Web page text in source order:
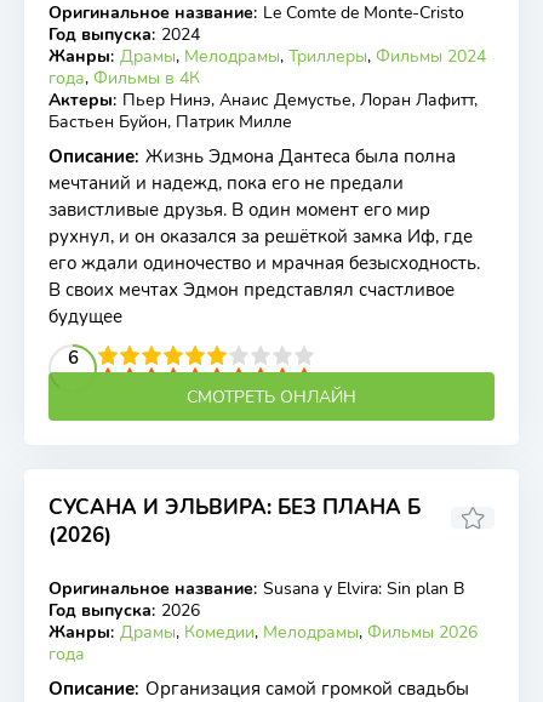
WEB-DL
Оригинальное название: Le Comte de Monte-Cristo
Год выпуска: 2024
Жанры: Драмы, Мелодрамы, Триллеры, Фильмы 2024
года, Фильмы в 4К
Актеры: Пьер Нинэ, Анаис Демустье, Лоран Лафитт,
Бастьен Буйон, Патрик Милле
Описание: Жизнь Эдмона Дантеса была полна
мечтаний и надежд, пока его не предали
завистливые друзья. В один момент его мир
рухнул, и он оказался за решёткой замка Иф, где
его ждали одиночество и мрачная безысходность.
В своих мечтах Эдмон представлял счастливое
будущее
6
4 5 6 7 8 9 10
СМОТРЕТЬ ОНЛАЙН
СУСАНА И ЭЛЬВИРА: БЕЗ ПЛАНА Б
(2026)
WEB-DL
Оригинальное название: Susana y Elvira: Sin plan B
Год выпуска: 2026
Жанры: Драмы, Комедии, Мелодрамы, Фильмы 2026
года
Описание: Организация самой громкой свадьбы